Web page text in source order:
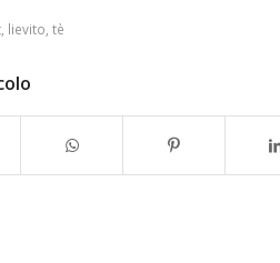
lievito tè